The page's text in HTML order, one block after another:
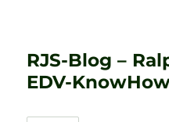
RJS-Blog –
EDV-